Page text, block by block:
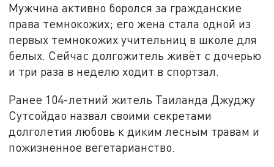
Мужчина активно боролся за гражданские
права темнокожих; его жена стала одной из
первых темнокожих учительниц в школе для
белых. Сейчас долгожитель живёт с дочерью
и три раза в неделю ходит в спортзал.
Ранее 104-летний житель Таиланда Джуджу
Сутсойдао назвал своими секретами
долголетия любовь к диким лесным травам и
пожизненное вегетарианство.